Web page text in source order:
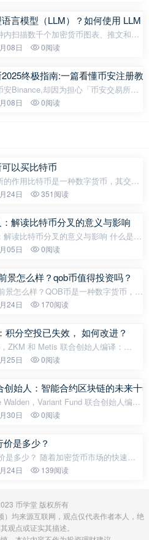
的临近，本文将
言模型（LLM）？如何使用 LLM
内扫描数千个加密货币图表、推文和新
他人错过的见解。这就是大型语言模
在重新定义交易者如何
08日 0阅读
终极指南:一篇看懂币安注册教
安Binance,却因为担心「币安交易所安
不敢行动？网络上关于币安交易所诈
08日 0阅读
以买比特币
的作用比特币是一种数字货币，其交易
交易所来完成，比特币交易所是集成
卖，从而方便买家与
24日 351阅读
解读比特币分叉的意义与影响
解读比特币分叉的意义与影响 什么是比
特币分叉是指比特币区块链协议的改
是对比特币网络进行
05日 0阅读
景怎么样？qob币值得投资吗？
景怎么样？QOB币是一种数字货币，类
太坊和莱特币等其他虚拟货币。QOB
。作为新型数字货币，Q
24日 170阅读
积分空投已失效， 如何改进？
ZKM 和 Metis 联合创始人编译：
News 积分和空投已死，更准确地
投的目标，以及如何让其更有效
25日 0阅读
创始人：智能合约区块链的未来十
，Variant Fund 联合创始人编
财经 智能合约区块链的头十年诞生于
享世界计算机上构建
30日 0阅读
是多少？
是多少？ 随着加密货币市场的快速发
人对于不同的数字货币开始感兴趣。
24日 139阅读
币学堂 版权所有
均来源互联网，观点仅代表作者本人，绝
观点或证实其描述。